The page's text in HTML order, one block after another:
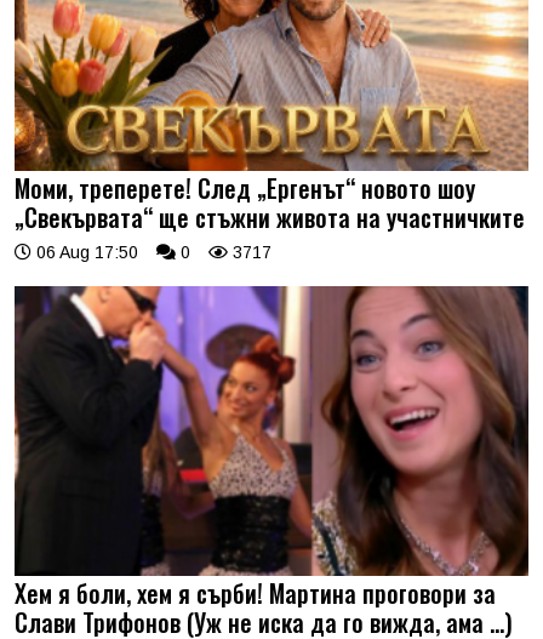
Моми, треперете! След „Ергенът“ новото шоу
„Свекървата“ ще стъжни живота на участничките
06 Aug 17:50 0 3717
Хем я боли, хем я сърби! Мартина проговори за
Слави Трифонов (Уж не иска да го вижда, ама …)